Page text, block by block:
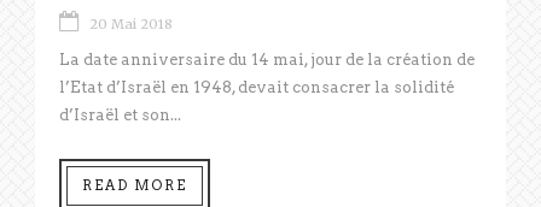
20 Mai 2018
La date anniversaire du 14 mai, jour de la création de
l’Etat d’Israël en 1948, devait consacrer la solidité
d’Israël et son...
READ MORE